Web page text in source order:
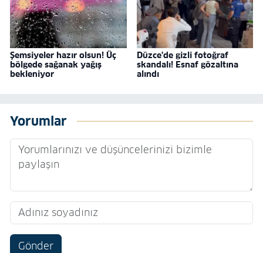
Şemsiyeler hazır olsun! Üç
bölgede sağanak yağış
bekleniyor
Düzce'de gizli fotoğraf
skandalı! Esnaf gözaltına
alındı
Yorumlar
Gönder